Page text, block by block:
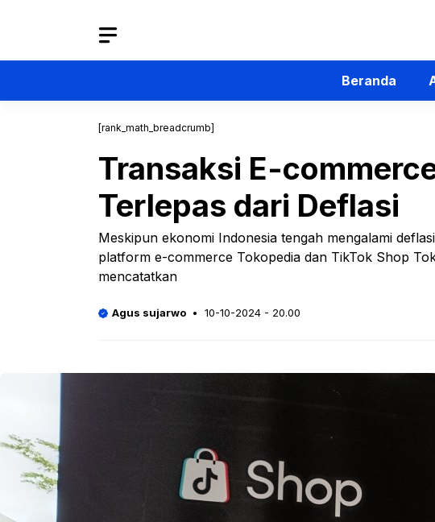
Beranda
[rank_math_breadcrumb]
Transaksi E-
Terlepas dari Deflasi
Meskipun ekonomi Indonesia tengah mengalami
platform e-commerce Tokopedia dan TikTok Shop
mencatatkan
Agus sujarwo 10-10-2024 - 20.00